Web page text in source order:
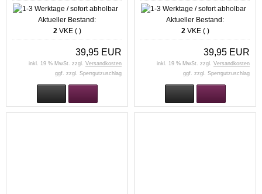
Aktueller Bestand:
2VKE ( )
39,95 EUR
inkl. 19 % MwSt. zzgl. Versandkosten
ggf. zzgl. Sperrgutzuschlag
Aktueller Bestand:
2VKE ( )
39,95 EUR
inkl. 19 % MwSt. zzgl. Versandkosten
ggf. zzgl. Sperrgutzuschlag